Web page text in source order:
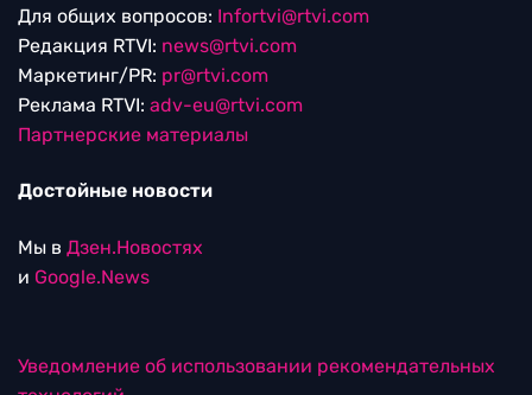
Для общих вопросов: Infortvi@rtvi.com
Редакция RTVI: news@rtvi.com
Маркетинг/PR: pr@rtvi.com
Реклама RTVI: adv-eu@rtvi.com
Партнерские материалы
Достойные новости
Мы в Дзен.Новостях
и Google.News
Уведомление об использовании рекомендательных